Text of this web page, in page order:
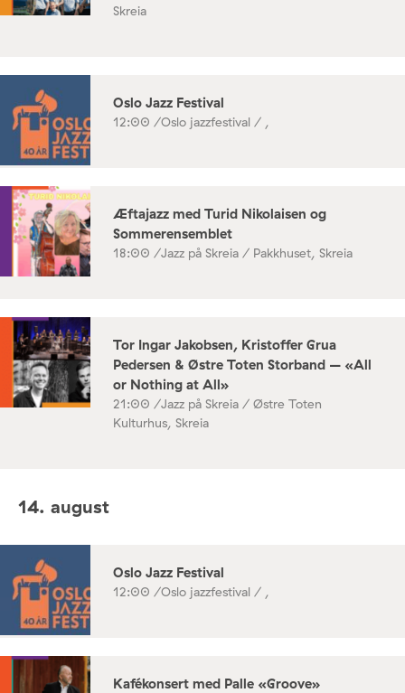
Skreia
Oslo Jazz Festival
12:00 /Oslo jazzfestival / ,
Æftajazz med Turid Nikolaisen og
Sommerensemblet
18:00 /Jazz på Skreia / Pakkhuset, Skreia
Tor Ingar Jakobsen, Kristoffer Grua
Pedersen & Østre Toten Storband – «All
or Nothing at All»
21:00 /Jazz på Skreia / Østre Toten
Kulturhus, Skreia
14. august
Oslo Jazz Festival
12:00 /Oslo jazzfestival / ,
Kafékonsert med Palle «Groove»